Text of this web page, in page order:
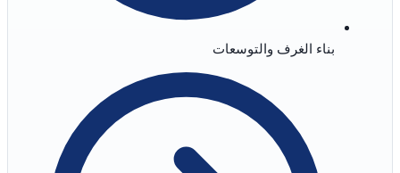
بناء الغرف والتوسعات